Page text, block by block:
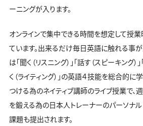
ーニングが入ります。
オンラインで集中できる時間を想定して授
ています。出来るだけ毎日英語に触れる事
は「聞く（リスニング）」「話す（スピーキング）
く（ライティング）」の英語４技能を総合的
つける為のネイティブ講師のライブ授業で、
を鍛える為の日本人トレーナーのパーソナル
課題も提出されます。